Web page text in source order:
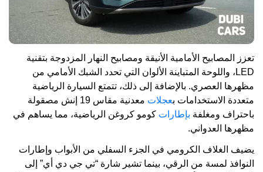
تعزز المصابيح الأمامية الأنيقة ومصابيح النهار المزدوجة بتقنية
LED، واللوحة المتباينة الألوان التي تحدد الشبك الأمامي من
مظهرها العصري. بالإضافة إلى ذلك، تتمتع السيارة الرياضية
متعددة الاستخدامات بعجلات
معدنية مقاس 19 إنش مصقولة
باحتراف ومغلفة بإطارات كومو كروغن الرياضية، مما يساهم في
مظهرها العدواني.
يضيف الغلاف الكرومي في الجزء السفلي من الأبواب وإطارات
النوافذ لمسة من الرقي، بينما تشير شارة “تي جي دي أي” إلى